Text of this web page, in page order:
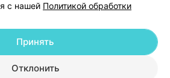
191700409
| 220012, Республика Беларусь,
с нашей Политикой обработки
Отклонить
Принять